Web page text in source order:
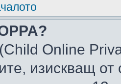
Online
изискващ от